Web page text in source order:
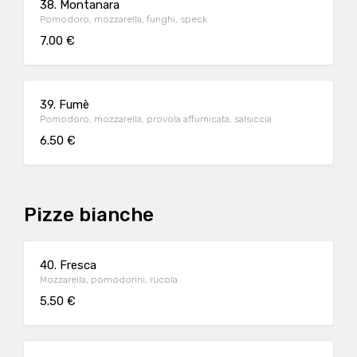
38. Montanara
Pomodoro, mozzarella, funghi, speck
7.00 €
39. Fumè
Pomodoro, mozzarella, provola affumicata, salsiccia
6.50 €
Pizze bianche
40. Fresca
Mozzarella, pomodorini, rucola
5.50 €